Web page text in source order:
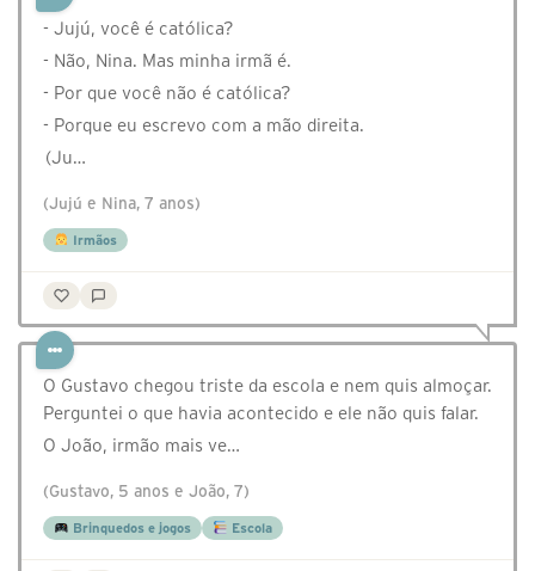
- Jujú, você é católica?
- Não, Nina. Mas minha irmã é.
- Por que você não é católica?
- Porque eu escrevo com a mão direita.
(Ju…
(Jujú e Nina, 7 anos)
Irmãos
O Gustavo chegou triste da escola e nem quis almoçar.
Perguntei o que havia acontecido e ele não quis falar.
O João, irmão mais ve…
(Gustavo, 5 anos e João, 7)
Brinquedos e jogos Escola